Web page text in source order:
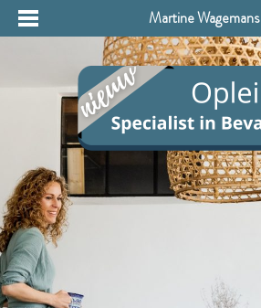
Martine Wagemans